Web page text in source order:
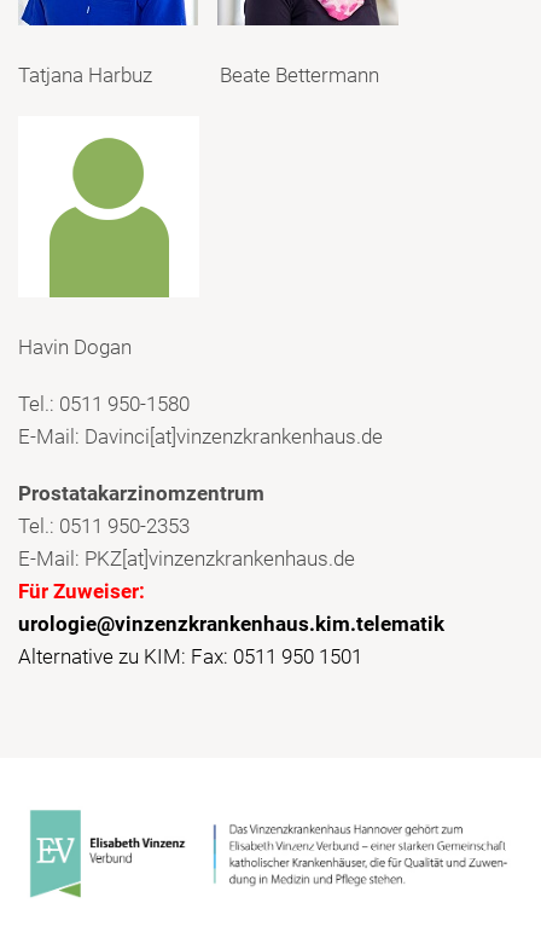
Tatjana Harbuz Beate Bettermann
Havin Dogan
Tel.: 0511 950-1580
E-Mail: Davinci[at]vinzenzkrankenhaus.de
Prostatakarzinomzentrum
Tel.: 0511 950-2353
E-Mail: PKZ[at]vinzenzkrankenhaus.de
Für Zuweiser:
urologie@vinzenzkrankenhaus.kim.telematik
Alternative zu KIM: Fax: 0511 950 1501